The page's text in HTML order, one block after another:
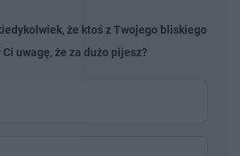
że ktoś z Twojego bliskiego
uwagę, że za dużo pijesz?